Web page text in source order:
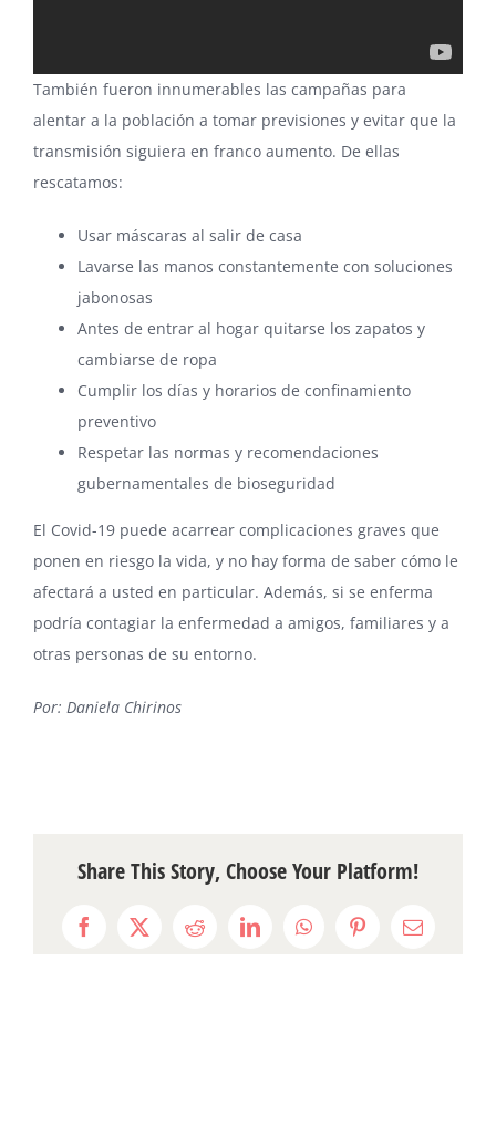
También fueron innumerables las campañas para
alentar a la población a tomar previsiones y evitar que la
transmisión siguiera en franco aumento. De ellas
rescatamos:
Usar máscaras al salir de casa
Lavarse las manos constantemente con soluciones
jabonosas
Antes de entrar al hogar quitarse los zapatos y
cambiarse de ropa
Cumplir los días y horarios de confinamiento
preventivo
Respetar las normas y recomendaciones
gubernamentales de bioseguridad
El Covid-19 puede acarrear complicaciones graves que
ponen en riesgo la vida, y no hay forma de saber cómo le
afectará a usted en particular. Además, si se enferma
podría contagiar la enfermedad a amigos, familiares y a
otras personas de su entorno.
Por: Daniela Chirinos
Share This Story, Choose Your Platform!
Facebook
X RedditLinkedInWhatsAppPinterestEmail